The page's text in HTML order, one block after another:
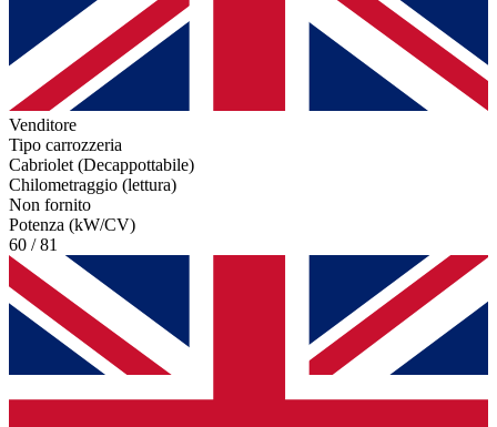
Venditore
Tipo carrozzeria
Cabriolet (Decappottabile)
Chilometraggio (lettura)
Non fornito
Potenza (kW/CV)
60 / 81